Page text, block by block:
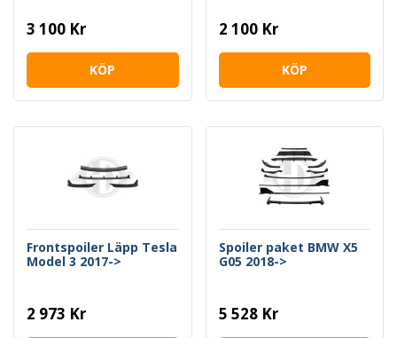
3 100 Kr
KÖP
2 100 Kr
KÖP
Frontspoiler Läpp Tesla
Model 3 2017->
2 973 Kr
Spoiler paket BMW X5
G05 2018->
5 528 Kr